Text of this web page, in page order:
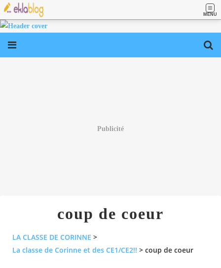
MENU
Publicité
coup de coeur
LA CLASSE DE CORINNE >
La classe de Corinne et des CE1/CE2!! > coup de coeur